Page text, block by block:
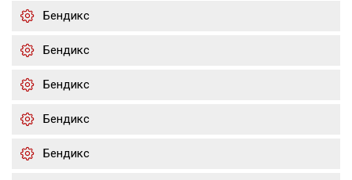
Бендикс
Бендикс
Бендикс
Бендикс
Бендикс